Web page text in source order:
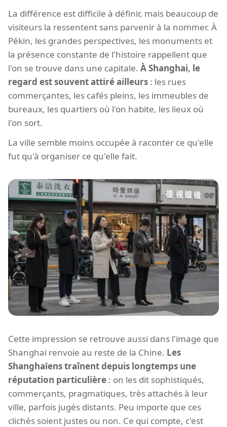
La différence est difficile à définir, mais beaucoup de
visiteurs la ressentent sans parvenir à la nommer. À
Pékin, les grandes perspectives, les monuments et
la présence constante de l'histoire rappellent que
l'on se trouve dans une capitale. À Shanghai, le
regard est souvent attiré ailleurs : les rues
commerçantes, les cafés pleins, les immeubles de
bureaux, les quartiers où l'on habite, les lieux où
l'on sort.
La ville semble moins occupée à raconter ce qu'elle
fut qu'à organiser ce qu'elle fait.
Cette impression se retrouve aussi dans l'image que
Shanghai renvoie au reste de la Chine. Les
Shanghaïens traînent depuis longtemps une
réputation particulière : on les dit sophistiqués,
commerçants, pragmatiques, très attachés à leur
ville, parfois jugés distants. Peu importe que ces
clichés soient justes ou non. Ce qui compte, c'est